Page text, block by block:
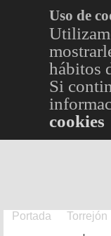
Uso de
hábitos
Si
cookies
Portada Torrejón